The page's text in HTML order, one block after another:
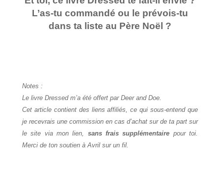
L’as-tu commandé ou le prévois-tu
dans ta liste au Père Noël ?
Notes :
Le livre Dressed m’a été offert par Deer and Doe.
Cet article contient des liens affiliés, ce qui sous-entend que
je recevrais une commission en cas d’achat sur de ta part sur
le site via mon lien, sans frais supplémentaire pour toi.
Merci de ton soutien à Avril sur un fil.